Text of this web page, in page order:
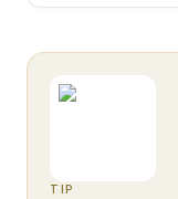
TIP